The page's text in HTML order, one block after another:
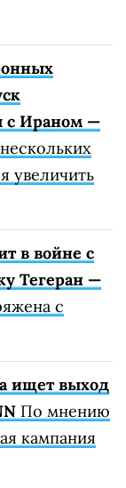
с Ираном —
увеличить
в войне с
Тегеран —
с
ищет выход
По мнению
кампания